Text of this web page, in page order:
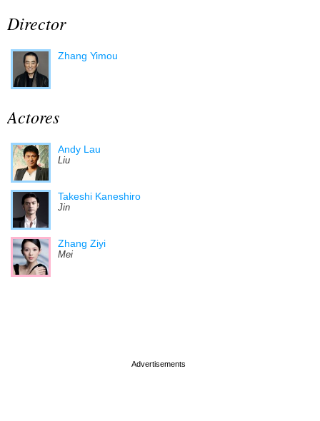
Director
Zhang Yimou
Actores
Andy Lau
Liu
Takeshi Kaneshiro
Jin
Zhang Ziyi
Mei